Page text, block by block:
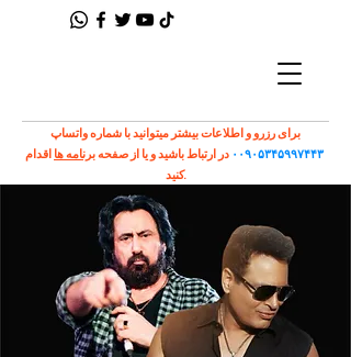
برای رزرو و اطلاعات بیشتر میتوانید با شماره واتساپ
۰۰۹۰۵۳۴۵۹۹۷۴۴۳ در ارتباط باشید و یا از صفحهبرنامه ها اقدام
کنید.